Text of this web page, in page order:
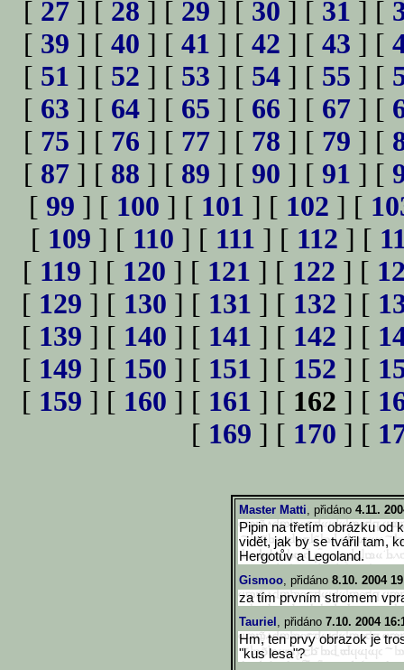
[ 27 ] [ 28 ] [ 29 ] [ 30 ] [ 31 ] [
[ 39 ] [ 40 ] [ 41 ] [ 42 ] [ 43 ] [
[ 51 ] [ 52 ] [ 53 ] [ 54 ] [ 55 ] [
[ 63 ] [ 64 ] [ 65 ] [ 66 ] [ 67 ] [
[ 75 ] [ 76 ] [ 77 ] [ 78 ] [ 79 ] [
[ 87 ] [ 88 ] [ 89 ] [ 90 ] [ 91 ] [
[ 99 ] [ 100 ] [ 101 ] [ 102 ] [
[ 109 ] [ 110 ] [ 111 ] [ 112 ] [
[ 119 ] [ 120 ] [ 121 ] [ 122 ] [
[ 129 ] [ 130 ] [ 131 ] [ 132 ] [
[ 139 ] [ 140 ] [ 141 ] [ 142 ] [
[ 149 ] [ 150 ] [ 151 ] [ 152 ] [
[ 159 ] [ 160 ] [ 161 ] [ 162 ] [
[ 169 ] [ 170 ] [
Master Matti, přidáno 4.11.
Pipin na třetím obrázku od
vidět, jak by se tvářil tam,
Hergotův a Legoland.
Gismoo, přidáno 8.10. 2004
za tím prvním stromem
Tauriel , přidáno 7.10. 2004
Hm, ten prvy obrazok je
"kus lesa"?